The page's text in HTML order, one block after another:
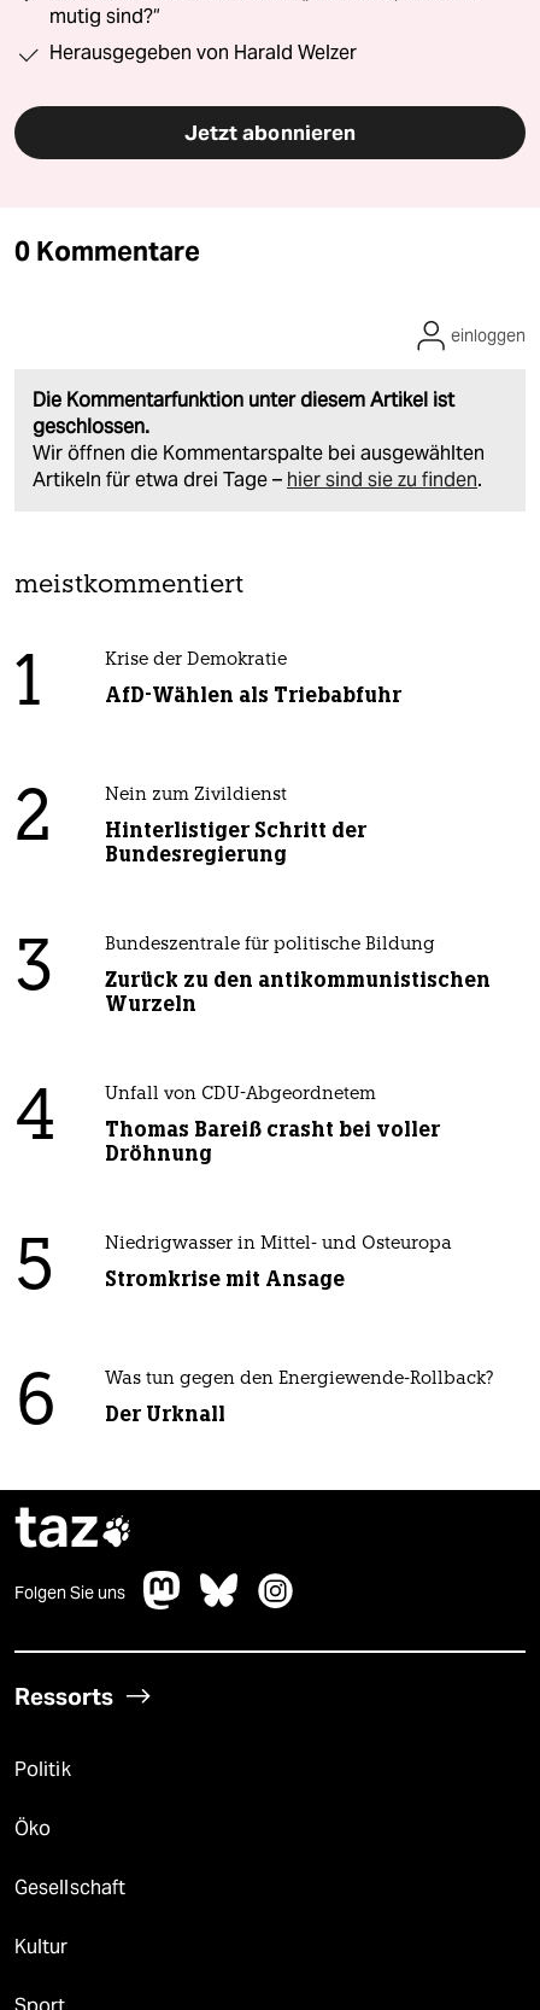
mutig sind?“
Herausgegeben von Harald Welzer
Jetzt abonnieren
0 Kommentare
Die Kommentarfunktion unter diesem Artikel ist
geschlossen.
Wir öffnen die Kommentarspalte bei ausgewählten
Artikeln für etwa drei Tage – hier sind sie zu finden.
einloggen
meistkommentiert
1 Krise der Demokratie
AfD-Wählen als Triebabfuhr
2 Nein zum Zivildienst
Hinterlistiger Schritt der
Bundesregierung
3 Bundeszentrale für politische Bildung
Zurück zu den antikommunistischen
Wurzeln
4 Unfall von CDU-Abgeordnetem
Thomas Bareiß crasht bei voller
Dröhnung
5 Niedrigwasser in Mittel- und Osteuropa
Stromkrise mit Ansage
6 Was tun gegen den Energiewende-Rollback?
Der Urknall
taz
Folgen Sie uns
Ressorts
Politik
Öko
Gesellschaft
Kultur